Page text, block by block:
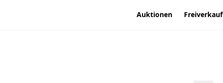
Auktionen Freiverkauf